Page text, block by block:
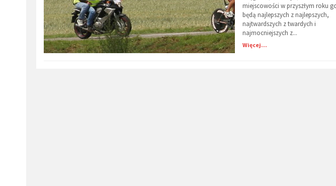
miejscowości w przyszłym roku
będą najlepszych z najlepszych,
najtwardszych z twardych i
najmocniejszych z...
Więcej...